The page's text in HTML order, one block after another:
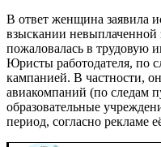
В ответ женщина заявила
взыскании невыплаченной
пожаловалась в трудовую
Юристы работодателя, по
кампанией. В частности,
авиакомпаний (по следам
образовательные
период, согласно рекламе